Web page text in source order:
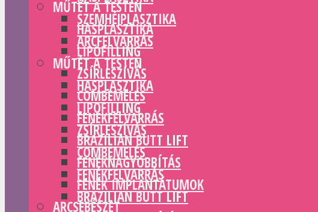
MŰTÉT A TESTEN
HASPLASZTIKA
LIPOFILLING
ZSÍRLESZÍVÁS
COMBEMELÉS
FENÉKFELVARRÁS
BRAZILIAN BUTT LIFT
FENÉKNAGYOBBÍTÁS
FENÉK IMPLANTÁTUMOK
ARCSEBÉSZET
SZEMHÉJPLASZTIKA
ARCFELVARRÁS
MŰTÉT A TESTEN
HASPLASZTIKA
LIPOFILLING
ZSÍRLESZÍVÁS
COMBEMELÉS
FENÉKFELVARRÁS
BRAZILIAN BUTT LIFT